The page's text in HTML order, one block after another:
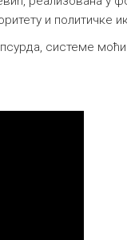
и политичке
системе